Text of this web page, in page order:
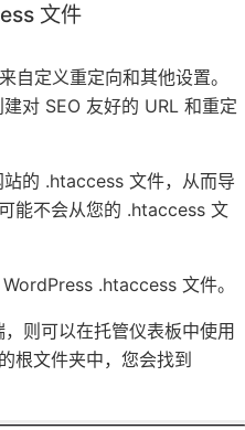
文件
自定义重定向和其他设置。
对 SEO 友好的 URL 和重定
的 .htaccess 文件，从而导
能不会从您的 .htaccess 文
.htaccess 文件。
则可以在托管仪表板中使用
根文件夹中，您会找到